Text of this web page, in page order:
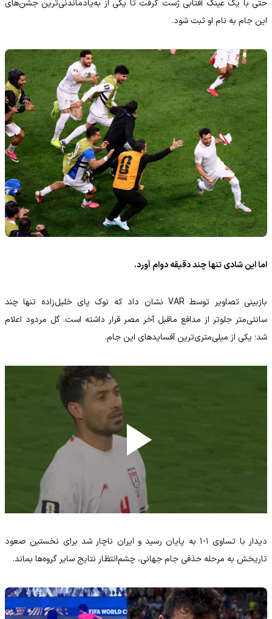
حتی با یک عینک آفتابی ژست گرفت تا یکی از به‌یادماندنی‌ترین جشن‌های
این جام به نام او ثبت شود.
اما این شادی تنها چند دقیقه دوام آورد.
بازبینی تصاویر توسط VAR نشان داد که نوک پای خلیل‌زاده تنها چند
سانتی‌متر جلوتر از مدافع ماقبل آخر مصر قرار داشته است. گل مردود اعلام
شد؛ یکی از میلی‌متری‌ترین آفسایدهای این جام.
دیدار با تساوی ۱-۱ به پایان رسید و ایران ناچار شد برای نخستین صعود
تاریخش به مرحله حذفی جام جهانی، چشم‌انتظار نتایج سایر گروه‌ها بماند.